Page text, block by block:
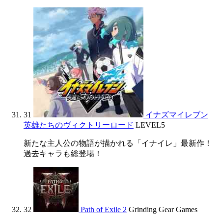
31
イナズマイレブン
英雄たちのヴィクトリーロード LEVEL5
新たな主人公の物語が描かれる「イナイレ」最新作！
過去キャラも総登場！
32 Path of Exile 2 Grinding Gear Games